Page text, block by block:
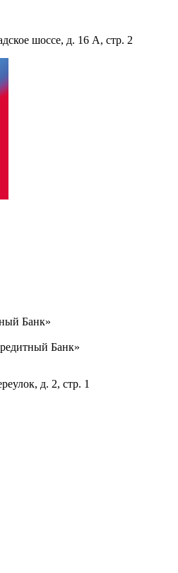
шоссе, д. 16 А, стр. 2
Банк»
Банк»
д. 2, стр. 1